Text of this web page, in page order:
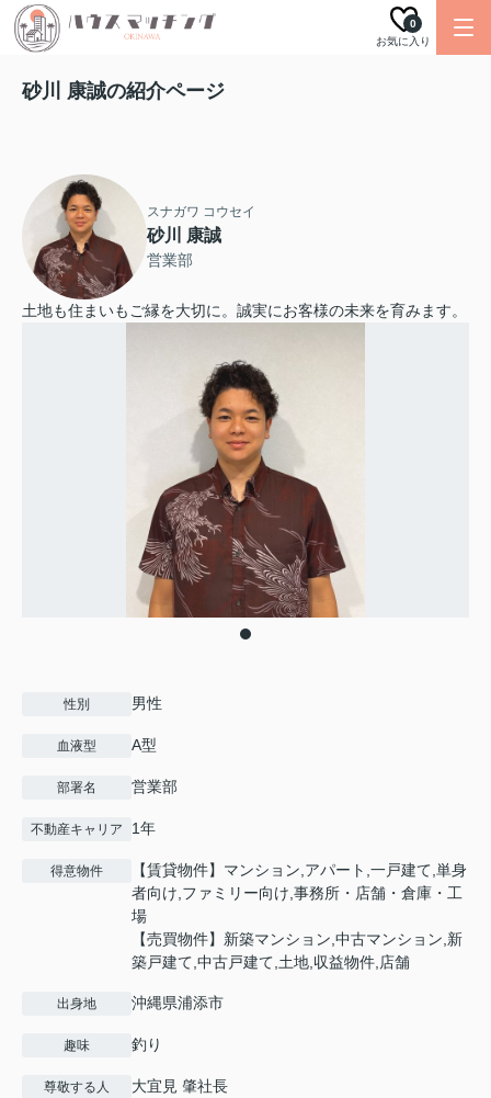
お気に入り
0
砂川 康誠の紹介ページ
スナガワ コウセイ
砂川 康誠
営業部
土地も住まいもご縁を大切に。誠実にお客様の未来を育みます。
性別 男性
血液型 A型
部署名 営業部
不動産キャリア 1年
得意物件
【賃貸物件】マンション,アパート,一戸建て,単身
者向け,ファミリー向け,事務所・店舗・倉庫・工
場
【売買物件】新築マンション,中古マンション,新
築戸建て,中古戸建て,土地,収益物件,店舗
出身地 沖縄県浦添市
趣味 釣り
尊敬する人 大宜見 肇社長